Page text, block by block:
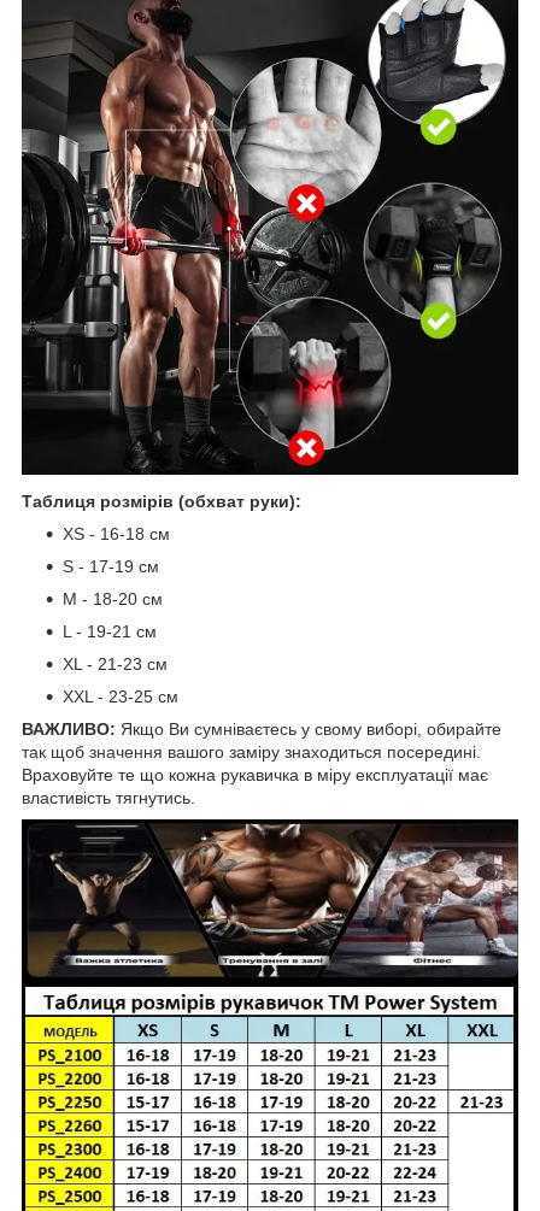
Таблиця розмірів (обхват руки):
XS - 16-18 см
S - 17-19 см
М - 18-20 см
L - 19-21 см
XL - 21-23 см
XXL - 23-25 см
ВАЖЛИВО: Якщо Ви сумніваєтесь у свому виборі, обирайте
так щоб значення вашого заміру знаходиться посередині.
Враховуйте те що кожна рукавичка в міру експлуатації має
властивість тягнутись.